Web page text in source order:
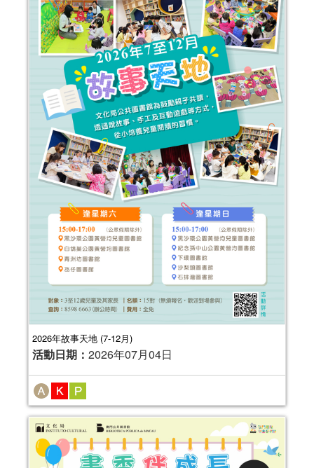
2026年故事天地 (7-12月)
活動日期： 2026年07月04日